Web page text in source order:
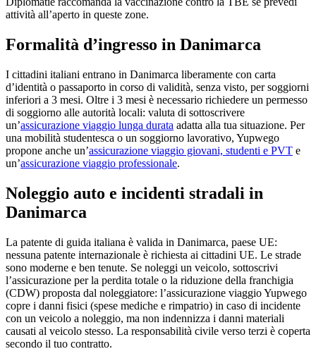
attività all’aperto in queste zone.
Formalità d’ingresso in Danimarca
I cittadini italiani entrano in Danimarca liberamente con carta
d’identità o passaporto in corso di validità, senza visto, per soggiorni
inferiori a 3 mesi. Oltre i 3 mesi è necessario richiedere un permesso
di soggiorno alle autorità locali: valuta di sottoscrivere
un’assicurazione viaggio lunga durata adatta alla tua situazione. Per
una mobilità studentesca o un soggiorno lavorativo, Yupwego
propone anche un’assicurazione viaggio giovani, studenti e PVT e
un’assicurazione viaggio professionale.
Noleggio auto e incidenti stradali in
Danimarca
La patente di guida italiana è valida in Danimarca, paese UE:
nessuna patente internazionale è richiesta ai cittadini UE. Le strade
sono moderne e ben tenute. Se noleggi un veicolo, sottoscrivi
l’assicurazione per la perdita totale o la riduzione della franchigia
(CDW) proposta dal noleggiatore: l’assicurazione viaggio Yupwego
copre i danni fisici (spese mediche e rimpatrio) in caso di incidente
con un veicolo a noleggio, ma non indennizza i danni materiali
causati al veicolo stesso. La responsabilità civile verso terzi è coperta
secondo il tuo contratto.